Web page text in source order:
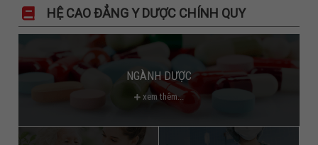
HỆ CAO ĐẲNG Y DƯỢC CHÍNH QUY
NGÀNH DƯỢC
xem thêm...